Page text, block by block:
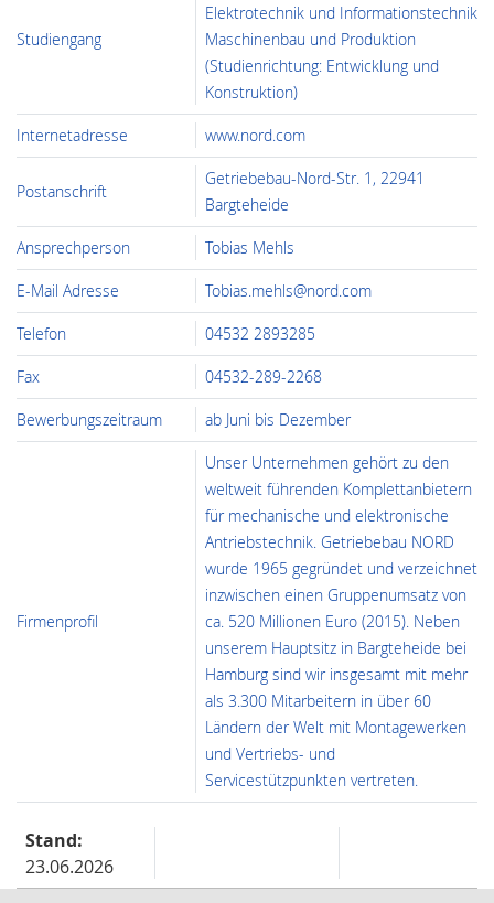
Studiengang
Elektrotechnik und Informationstechnik
Maschinenbau und Produktion
(Studienrichtung: Entwicklung und
Konstruktion)
Internetadresse www.nord.com
Postanschrift
Getriebebau-Nord-Str. 1, 22941
Bargteheide
Ansprechperson Tobias Mehls
E-Mail Adresse Tobias.mehls@nord.com
Telefon 04532 2893285
Fax 04532-289-2268
Bewerbungszeitraum ab Juni bis Dezember
Firmenprofil
Unser Unternehmen gehört zu den
weltweit führenden Komplettanbietern
für mechanische und elektronische
Antriebstechnik. Getriebebau NORD
wurde 1965 gegründet und verzeichnet
inzwischen einen Gruppenumsatz von
ca. 520 Millionen Euro (2015). Neben
unserem Hauptsitz in Bargteheide bei
Hamburg sind wir insgesamt mit mehr
als 3.300 Mitarbeitern in über 60
Ländern der Welt mit Montagewerken
und Vertriebs- und
Servicestützpunkten vertreten.
Stand:
23.06.2026